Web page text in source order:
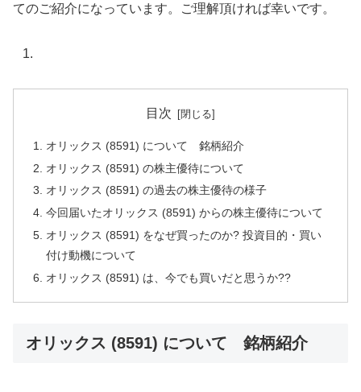
てのご紹介になっています。ご理解頂ければ幸いです。
目次
オリックス (8591) について 銘柄紹介
オリックス (8591) の株主優待について
オリックス (8591) の過去の株主優待の様子
今回届いたオリックス (8591) からの株主優待について
オリックス (8591) をなぜ買ったのか? 投資目的・買い
付け動機について
オリックス (8591) は、今でも買いだと思うか??
オリックス (8591) について 銘柄紹介